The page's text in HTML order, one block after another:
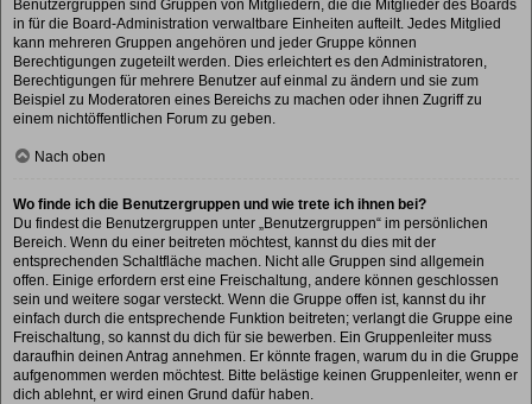
Benutzergruppen sind Gruppen von Mitgliedern, die die Mitglieder des Boards
in für die Board-Administration verwaltbare Einheiten aufteilt. Jedes Mitglied
kann mehreren Gruppen angehören und jeder Gruppe können
Berechtigungen zugeteilt werden. Dies erleichtert es den Administratoren,
Berechtigungen für mehrere Benutzer auf einmal zu ändern und sie zum
Beispiel zu Moderatoren eines Bereichs zu machen oder ihnen Zugriff zu
einem nichtöffentlichen Forum zu geben.
Nach oben
Wo finde ich die Benutzergruppen und wie trete ich ihnen bei?
Du findest die Benutzergruppen unter „Benutzergruppen“ im persönlichen
Bereich. Wenn du einer beitreten möchtest, kannst du dies mit der
entsprechenden Schaltfläche machen. Nicht alle Gruppen sind allgemein
offen. Einige erfordern erst eine Freischaltung, andere können geschlossen
sein und weitere sogar versteckt. Wenn die Gruppe offen ist, kannst du ihr
einfach durch die entsprechende Funktion beitreten; verlangt die Gruppe eine
Freischaltung, so kannst du dich für sie bewerben. Ein Gruppenleiter muss
daraufhin deinen Antrag annehmen. Er könnte fragen, warum du in die Gruppe
aufgenommen werden möchtest. Bitte belästige keinen Gruppenleiter, wenn er
dich ablehnt, er wird einen Grund dafür haben.